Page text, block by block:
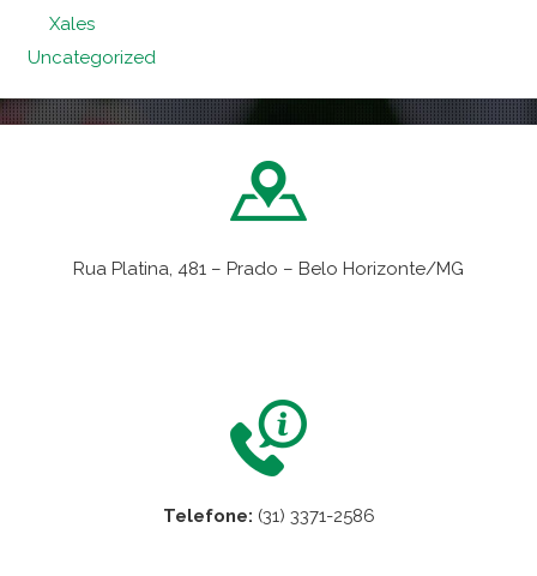
Xales
Uncategorized
Rua Platina, 481 – Prado – Belo Horizonte/MG
Telefone: (31) 3371-2586